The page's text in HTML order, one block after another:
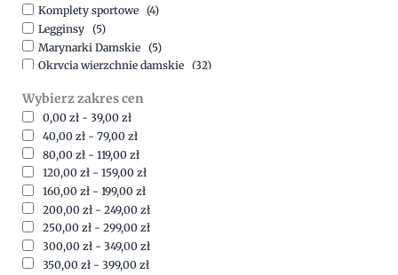
Komplety sportowe (4)
Legginsy (5)
Marynarki Damskie (5)
Okrycia wierzchnie damskie (32)
Spodnie (15)
Sukienki (41)
Swetry Damskie (19)
Szorty (7)
Wybierz zakres cen
0,00 zł - 39,00 zł
40,00 zł - 79,00 zł
80,00 zł - 119,00 zł
120,00 zł - 159,00 zł
160,00 zł - 199,00 zł
200,00 zł - 249,00 zł
250,00 zł - 299,00 zł
300,00 zł - 349,00 zł
350,00 zł - 399,00 zł